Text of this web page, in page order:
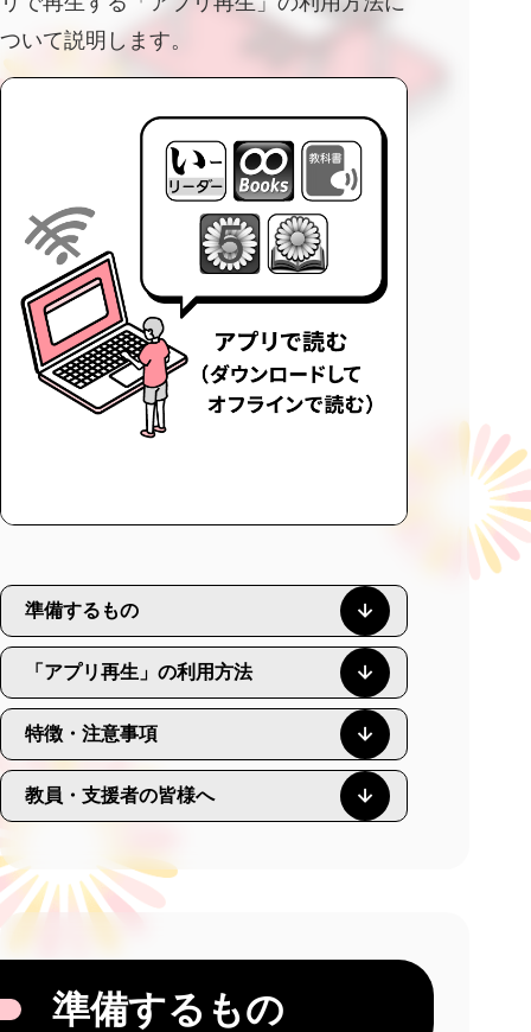
ついて説明します。
準備するもの
「アプリ再生」の利用方法
特徴・注意事項
教員・支援者の皆様へ
準備するもの